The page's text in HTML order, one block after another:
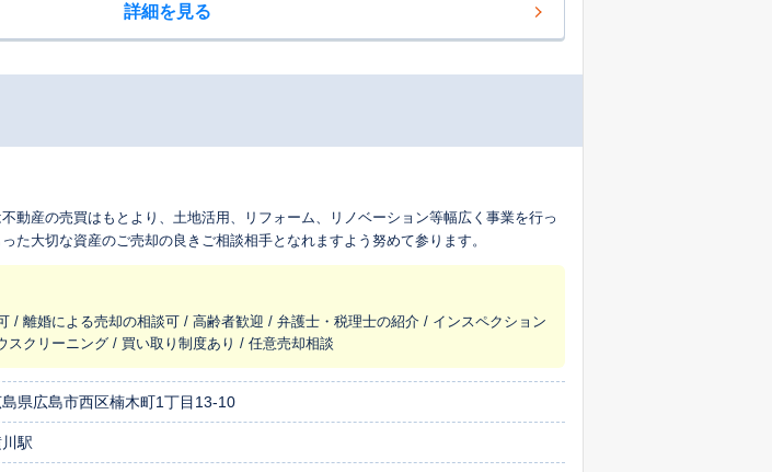
詳細を見る
動産の売買はもとより、土地活用、リフォーム、リノベーション等幅広く事業を行っ
た大切な資産のご売却の良きご相談相手となれますよう努めて参ります。
/ 離婚による売却の相談可 / 高齢者歓迎 / 弁護士・税理士の紹介 / インスペクション
スクリーニング / 買い取り制度あり / 任意売却相談
島県広島市西区楠木町1丁目13-10
駅